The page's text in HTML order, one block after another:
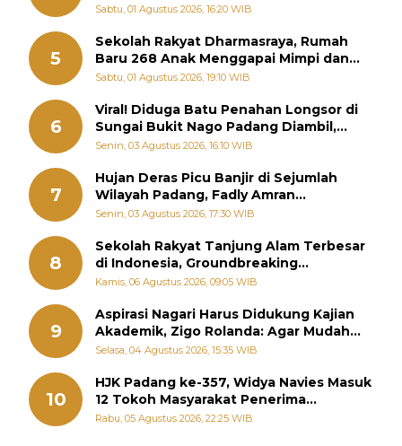
Diabadikan dalam Buku Jepang
Sabtu, 01 Agustus 2026, 16:20 WIB
5
Sekolah Rakyat Dharmasraya, Rumah
Baru 268 Anak Menggapai Mimpi dan
Memutus Rantai Kemiskinan
Sabtu, 01 Agustus 2026, 19:10 WIB
6
Viral! Diduga Batu Penahan Longsor di
Sungai Bukit Nago Padang Diambil,
Warga Khawatir Bencana Terulang
Senin, 03 Agustus 2026, 16:10 WIB
7
Hujan Deras Picu Banjir di Sejumlah
Wilayah Padang, Fadly Amran
Perintahkan OPD Siaga
Senin, 03 Agustus 2026, 17:30 WIB
8
Sekolah Rakyat Tanjung Alam Terbesar
di Indonesia, Groundbreaking
September
Kamis, 06 Agustus 2026, 09:05 WIB
9
Aspirasi Nagari Harus Didukung Kajian
Akademik, Zigo Rolanda: Agar Mudah
Diperjuangkan di Kementerian
Selasa, 04 Agustus 2026, 15:35 WIB
10
HJK Padang ke-357, Widya Navies Masuk
12 Tokoh Masyarakat Penerima
Penghargaan Pemko Padang
Rabu, 05 Agustus 2026, 22:25 WIB